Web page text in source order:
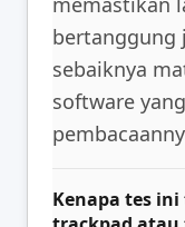
bertanggung
sebaiknya
software
Kenapa tes